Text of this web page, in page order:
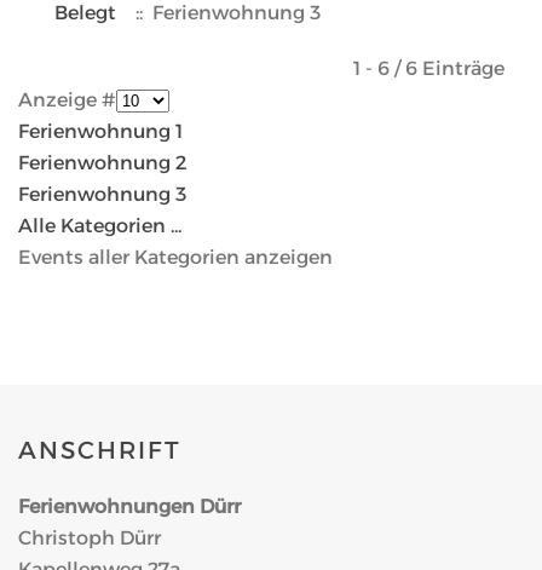
Belegt
:: Ferienwohnung 3
1 - 6 / 6 Einträge
Anzeige #
Ferienwohnung 1
Ferienwohnung 2
Ferienwohnung 3
Alle Kategorien ...
Events aller Kategorien anzeigen
ANSCHRIFT
Ferienwohnungen Dürr
Christoph Dürr